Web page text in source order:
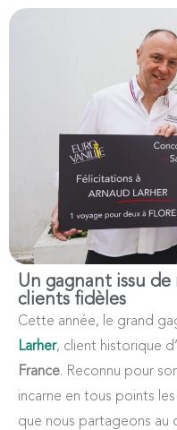
Un gagnant issu
clients fidèles
Cette année, le grand
Larher, client historique
France. Reconnu pour
incarne en tous points
que nous partageons au